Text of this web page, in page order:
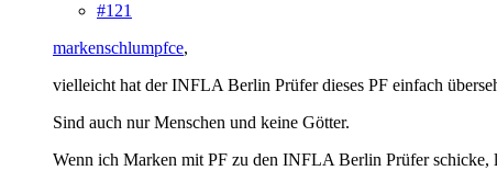
#121
markenschlumpfce,
vielleicht hat der INFLA Berlin Prüfer dieses PF einfach
Sind auch nur Menschen und keine Götter.
Wenn ich Marken mit PF zu den INFLA Berlin Prüfer